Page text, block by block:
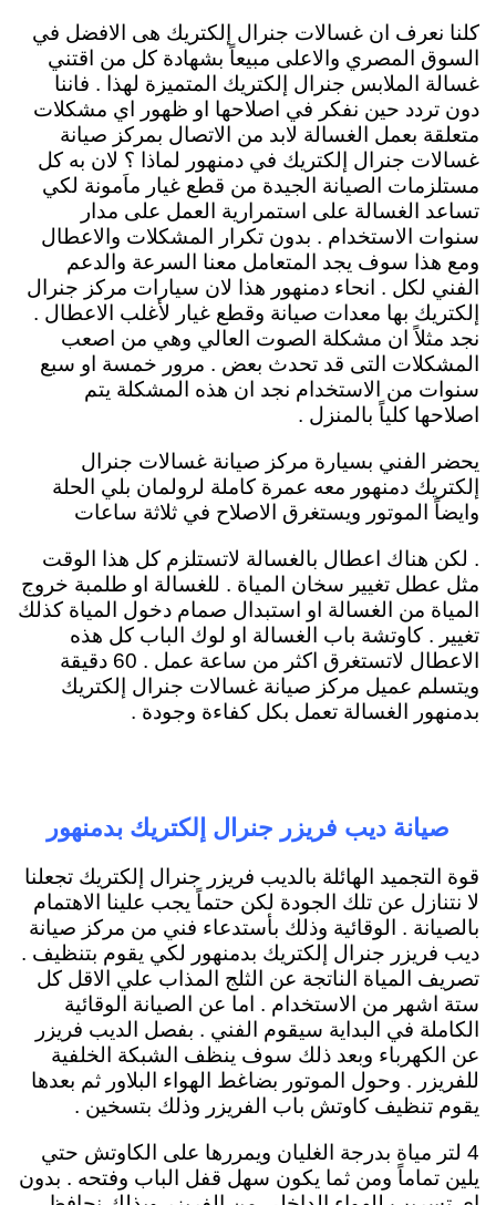
كلنا نعرف ان غسالات جنرال إلكتريك هى الافضل في
السوق المصري والاعلى مبيعاً بشهادة كل من اقتني
غسالة الملابس جنرال إلكتريك المتميزة لهذا . فاننا
دون تردد حين نفكر في اصلاحها او ظهور اي مشكلات
متعلقة بعمل الغسالة لابد من الاتصال بمركز صيانة
غسالات جنرال إلكتريك في دمنهور لماذا ؟ لان به كل
مستلزمات الصيانة الجيدة من قطع غيار ماَمونة لكي
تساعد الغسالة على استمرارية العمل على مدار
سنوات الاستخدام . بدون تكرار المشكلات والاعطال
ومع هذا سوف يجد المتعامل معنا السرعة والدعم
الفني لكل . انحاء دمنهور هذا لان سيارات مركز جنرال
إلكتريك بها معدات صيانة وقطع غيار لأغلب الاعطال .
نجد مثلاً ان مشكلة الصوت العالي وهي من اصعب
المشكلات التى قد تحدث بعض . مرور خمسة او سبع
سنوات من الاستخدام نجد ان هذه المشكلة يتم
اصلاحها كلياً بالمنزل .
يحضر الفني بسيارة مركز صيانة غسالات جنرال
إلكتريك دمنهور معه عمرة كاملة لرولمان بلي الحلة
وايضاً الموتور ويستغرق الاصلاح في ثلاثة ساعات
. لكن هناك اعطال بالغسالة لاتستلزم كل هذا الوقت
مثل عطل تغيير سخان المياة . للغسالة او طلمبة خروج
المياة من الغسالة او استبدال صمام دخول المياة كذلك
تغيير . كاوتشة باب الغسالة او لوك الباب كل هذه
الاعطال لاتستغرق اكثر من ساعة عمل . 60 دقيقة
ويتسلم عميل مركز صيانة غسالات جنرال إلكتريك
بدمنهور الغسالة تعمل بكل كفاءة وجودة .
صيانة ديب فريزر جنرال إلكتريك بدمنهور
قوة التجميد الهائلة بالديب فريزر جنرال إلكتريك تجعلنا
لا نتنازل عن تلك الجودة لكن حتماً يجب علينا الاهتمام
بالصيانة . الوقائية وذلك بأستدعاء فني من مركز صيانة
ديب فريزر جنرال إلكتريك بدمنهور لكي يقوم بتنظيف .
تصريف المياة الناتجة عن الثلج المذاب علي الاقل كل
ستة اشهر من الاستخدام . اما عن الصيانة الوقائية
الكاملة في البداية سيقوم الفني . بفصل الديب فريزر
عن الكهرباء وبعد ذلك سوف ينظف الشبكة الخلفية
للفريزر . وحول الموتور بضاغط الهواء البلاور ثم بعدها
يقوم تنظيف كاوتش باب الفريزر وذلك بتسخين .
4 لتر مياة بدرجة الغليان ويمررها على الكاوتش حتي
يلين تماماً ومن ثما يكون سهل قفل الباب وفتحه . بدون